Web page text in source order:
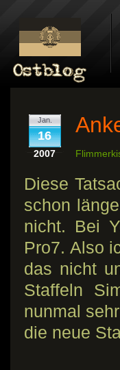
Jan.
16
2007
Diese
schon
nicht. Bei
Pro7. Also
das nicht
Staffeln
nunmal
die neue